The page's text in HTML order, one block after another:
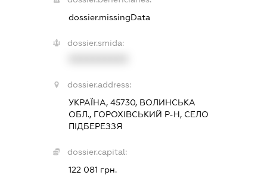
dossier.missingData
dossier.smida:
dossier.address:
УКРАЇНА, 45730, ВОЛИНСЬКА
ОБЛ., ГОРОХІВСЬКИЙ Р-Н, СЕЛО
ПІДБЕРЕЗЗЯ
dossier.capital:
122 081 грн.